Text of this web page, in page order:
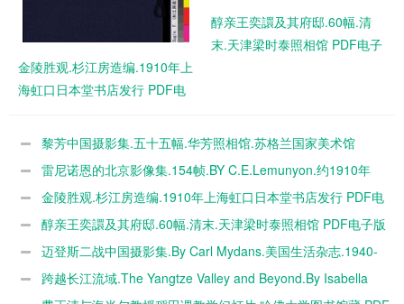
金陵胜观.杉江房造编.1910年上
海虹口日本堂书店发行 PDF电
醇亲王奕譞及其府邸.60幅.清
末.天津梁时泰照相馆 PDF电子
黎芳中国摄影集.五十五幅.华芳照相馆.苏格兰国家美术馆
藏.1869.1870.1920年 PDF电子版下载
雷尼诺恩的北京影像集.154帧.BY C.E.Lemunyon.约1910年
PDF电子版下载
金陵胜观.杉江房造编.1910年上海虹口日本堂书店发行 PDF电
子版下载
醇亲王奕譞及其府邸.60幅.清末.天津梁时泰照相馆 PDF电子版
下载迈登斯二战中国摄影集.By Carl Mydans.美国生活杂志.1940-
1949年 PDF电子版下载
跨越长江流域.The Yangtze Valley and Beyond.By Isabella